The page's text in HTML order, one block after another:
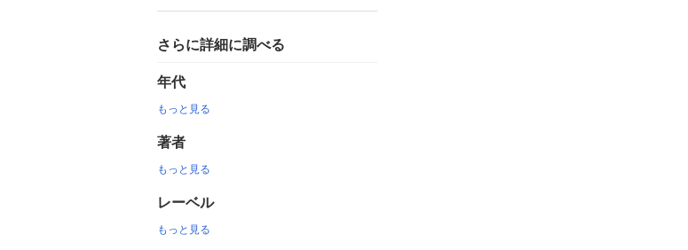
さらに詳細に調べる
年代
もっと見る
著者
もっと見る
レーベル
もっと見る